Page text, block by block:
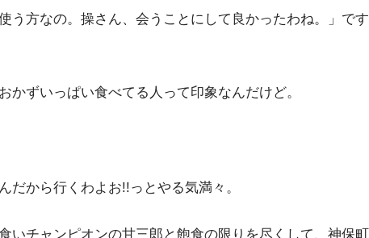
う方なの。操さん、会うことにして良かったわね。」です
かずいっぱい食べてる人って印象なんだけど。
だから行くわよお!!っとやる気満々。
いチャンピオンの甘三郎と飽食の限りを尽くして、神保町